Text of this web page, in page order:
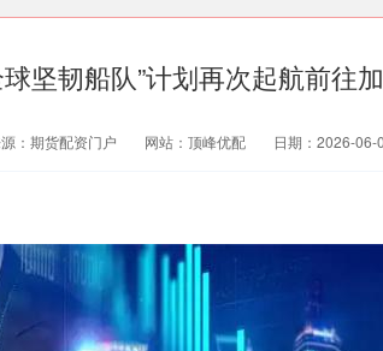
坚韧船队”计划再次起航前往
：期货配资门户 网站：顶峰优配 日期：2026-06-